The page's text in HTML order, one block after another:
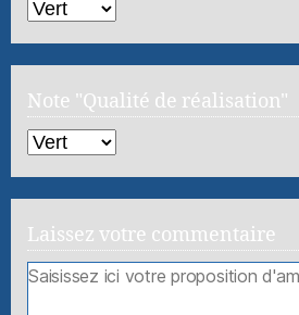
Note "Qualité de réalisation"
Laissez votre commentaire